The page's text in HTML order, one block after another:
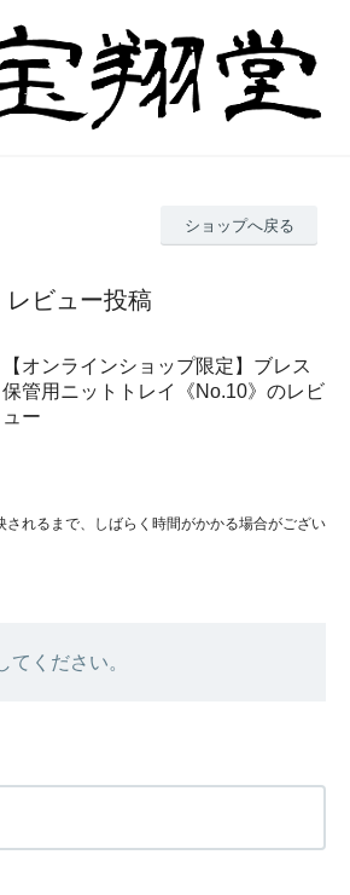
ショップへ戻る
レビュー投稿
【オンラインショップ限定】ブレス
保管用ニットトレイ《No.10》のレビ
ュー
されるまで、しばらく時間がかかる場合がござい
てください。